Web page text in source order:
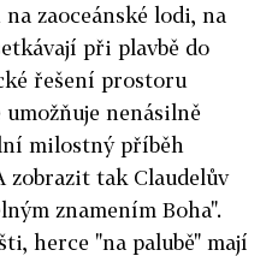
zaoceánské lodi, na
při plavbě do
řešení prostoru
nenásilně
milostný příběh
zobrazit tak Claudelův
znamením Boha".
herce "na palubě" mají